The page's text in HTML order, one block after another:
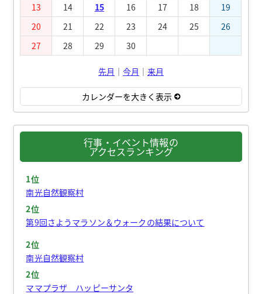
13
14 15 16 17 18
19
20
21 22 23 24 25
26
27
28 29 30
先月 ｜ 今月 ｜ 来月
カレンダーを大きく表示
行事・イベント情報の
アクセスランキング
1位
南光自然観察村
2位
第9回さようマラソン＆ウォークの結果について
2位
南光自然観察村
2位
ママプラザ ハッピーサンタ